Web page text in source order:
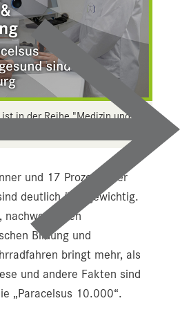
in der Reihe "Medizin und
und 17 Prozent aller
deutlich übergewichtig.
nachweisbaren
Bildung und
bringt mehr, als
und andere Fakten sind
„Paracelsus 10.000“.